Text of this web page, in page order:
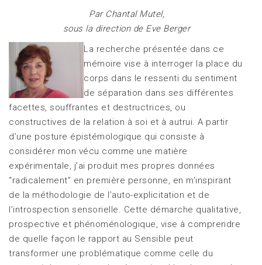
Par Chantal Mutel,
sous la direction de Eve Berger
La recherche présentée dans ce
mémoire vise à interroger la place du
corps dans le ressenti du sentiment
de séparation dans ses différentes
facettes, souffrantes et destructrices, ou
constructives de la relation à soi et à autrui. A partir
d’une posture épistémologique qui consiste à
considérer mon vécu comme une matière
expérimentale, j’ai produit mes propres données
“radicalement” en première personne, en m’inspirant
de la méthodologie de l’auto-explicitation et de
l’introspection sensorielle. Cette démarche qualitative,
prospective et phénoménologique, vise à comprendre
de quelle façon le rapport au Sensible peut
transformer une problématique comme celle du